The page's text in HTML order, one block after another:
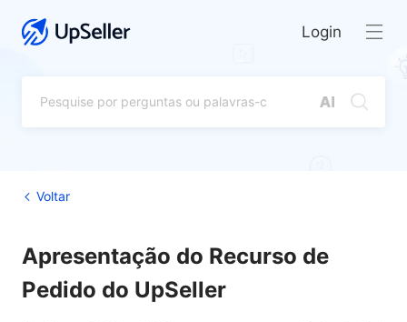
Login
Voltar
Apresentação do Recurso de
Pedido do UpSeller